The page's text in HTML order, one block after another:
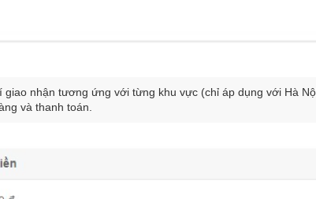
nhận tương ứng với từng khu vực (chỉ áp dụng với Hà
và thanh toán.